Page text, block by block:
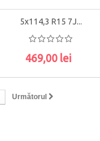
5x114,3 R15 7J...
469,00 lei
ADAUGĂ ÎN COŞ
Următorul